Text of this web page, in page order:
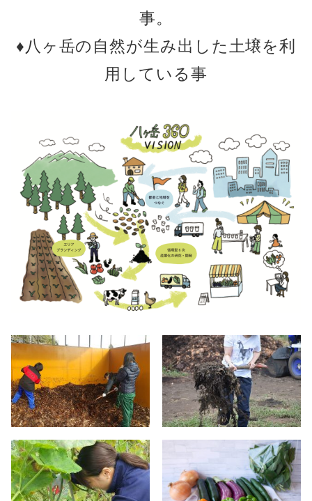
事。
♦︎八ヶ岳の自然が生み出した土壌を利
用している事